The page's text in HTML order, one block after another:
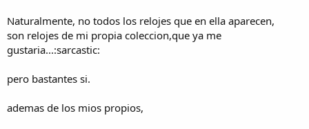
Naturalmente, no todos los relojes que en ella aparecen,
son relojes de mi propia coleccion,que ya me
gustaria...:sarcastic:
pero bastantes si.
ademas de los mios propios,